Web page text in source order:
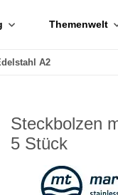
Themenwelt
A2
Steckbolzen
5 Stück